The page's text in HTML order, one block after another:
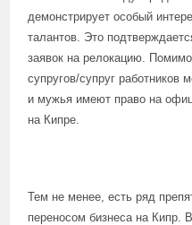
демонстрирует особый
талантов. Это
заявок на релокацию.
супругов/супруг
и мужья имеют право на
на Кипре.
Тем не менее, есть ряд
переносом бизнеса на Кипр.